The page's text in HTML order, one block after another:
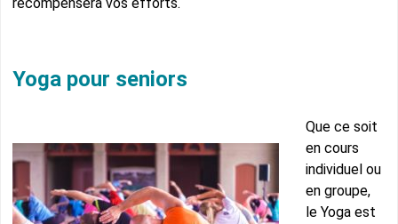
récompensera vos efforts.
Yoga pour seniors
Que ce soit
en cours
individuel ou
en groupe,
le Yoga est